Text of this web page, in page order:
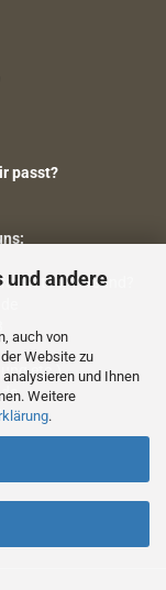
und andere
auch von
Website zu
und Ihnen
Weitere
.
passt?
Versand?
etc.)